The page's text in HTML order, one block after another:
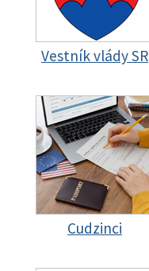
Vestník vlády SR
Cudzinci